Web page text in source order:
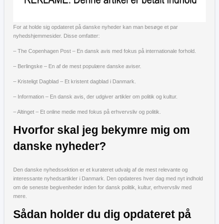
For at holde sig opdateret på danske nyheder kan man besøge et par
nyhedshjemmesider. Disse omfatter:
– The Copenhagen Post – En dansk avis med fokus på internationale forhold.
– Berlingske – En af de mest populære danske aviser.
– Kristeligt Dagblad – Et kristent dagblad i Danmark.
– Information – En dansk avis, der udgiver artikler om politik og kultur.
– Altinget – Et online medie med fokus på erhvervsliv og politik.
Hvorfor skal jeg bekymre mig om
danske nyheder?
Den danske nyhedssektion er et kurateret udvalg af de mest relevante og
interessante nyhedsartikler i Danmark. Den opdateres hver dag med nyt indhold
om de seneste begivenheder inden for dansk politik, kultur, erhvervsliv med
mere.
Sådan holder du dig opdateret på